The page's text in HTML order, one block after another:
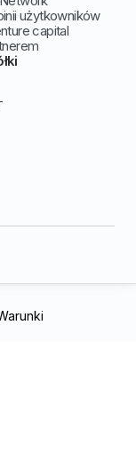
użytkowników
capital